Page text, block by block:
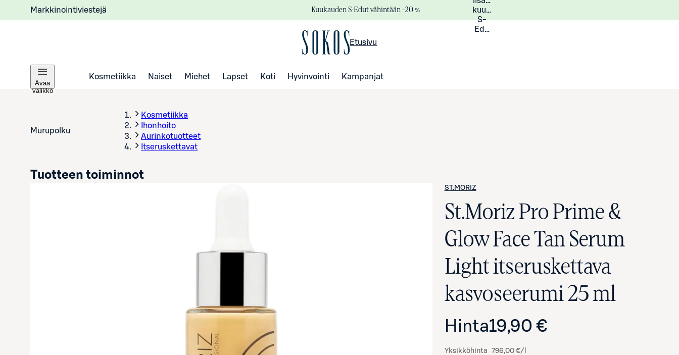
Markkinointiviestejä Kuukauden S-Edut vähintään –20 %
kuukauden
S-
Eduista
Etusivu
Avaa
valikko
Kosmetiikka Naiset Miehet Lapset Koti Hyvinvointi Kampanjat
Murupolku
Kosmetiikka
Ihonhoito
Aurinkotuotteet
Itseruskettavat
ST.MORIZ
St.Moriz Pro Prime &
Glow Face Tan Serum
Light itseruskettava
kasvoseerumi 25 ml
Hinta19,90 €
Yksikköhinta 796,00 €/l
Tuotteen toiminnot